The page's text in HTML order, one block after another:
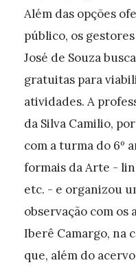
Além das opções
público, os
José de Souza
gratuitas para
atividades. A
da Silva Camilio,
com a turma do 6º
formais da Arte -
etc. - e organizou
observação com os
Iberê Camargo, na
que, além do